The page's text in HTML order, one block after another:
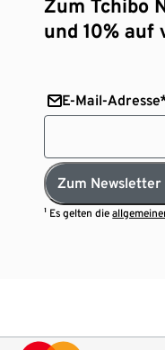
Zum Tchibo
und 10% auf
E-Mail-
Zum Newsletter
¹ Es gelten die